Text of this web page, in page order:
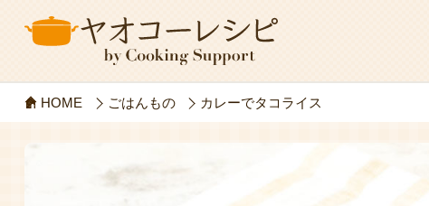
HOME ごはんもの カレーでタコライス